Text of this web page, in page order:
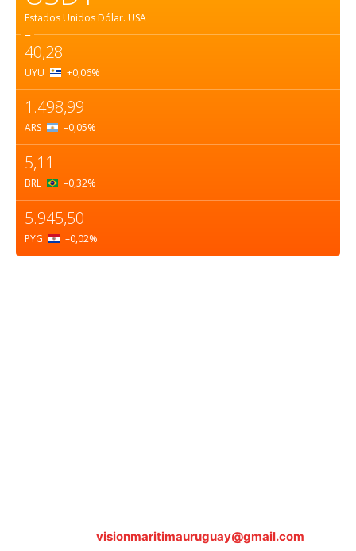
Estados Unidos Dólar. USA
=
40,28
UYU +0,06%
1.498,99
ARS –0,05%
5,11
BRL –0,32%
5.945,50
PYG –0,02%
visionmaritimauruguay@gmail.com